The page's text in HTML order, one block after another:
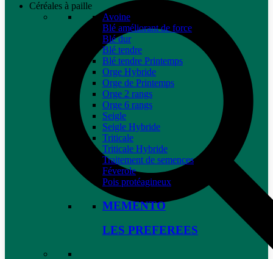
Céréales à paille
Avoine
Blé améliorant de force
Blé dur
Blé tendre
Blé tendre Printemps
Orge Hybride
Orge de Printemps
Orge 2 rangs
Orge 6 rangs
Seigle
Seigle Hybride
Triticale
Triticale Hybride
Traitement de semences
Féverole
Pois protéagineux
MEMENTO
LES PREFEREES